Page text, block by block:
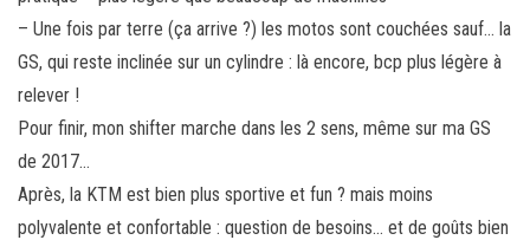
– Une fois par terre (ça arrive ?) les motos sont couchées sauf… la
GS, qui reste inclinée sur un cylindre : là encore, bcp plus légère à
relever !
Pour finir, mon shifter marche dans les 2 sens, même sur ma GS
de 2017…
Après, la KTM est bien plus sportive et fun ? mais moins
polyvalente et confortable : question de besoins… et de goûts bien